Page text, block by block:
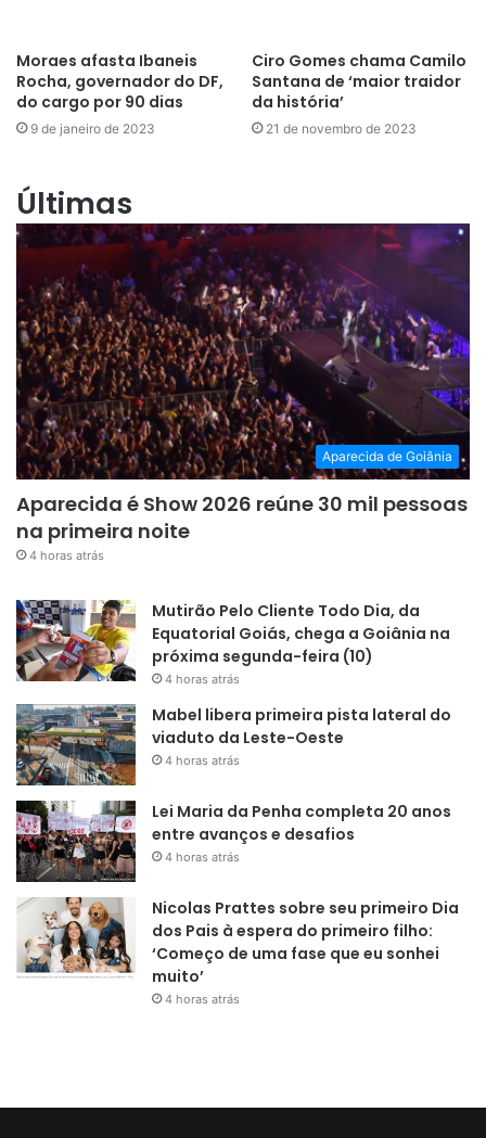
Últimas
Aparecida de Goiânia
Aparecida é Show 2026 reúne 30 mil pessoas
na primeira noite
4 horas atrás
Mutirão Pelo Cliente Todo Dia, da
Equatorial Goiás, chega a Goiânia na
próxima segunda-feira (10)
Mabel libera primeira pista lateral do
viaduto da Leste-Oeste
4 horas atrás
entre avanços e desafios
4 horas atrás
dos Pais à espera do primeiro filho:
‘Começo de uma fase que eu sonhei
muito’